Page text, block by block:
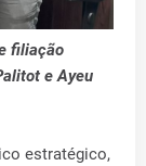
filiação
e Ayeu
estratégico,